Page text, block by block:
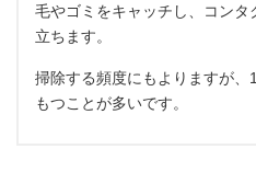
毛やゴミをキャッチし、コン
立ちます。
掃除する頻度にもよりますが、
もつことが多いです。